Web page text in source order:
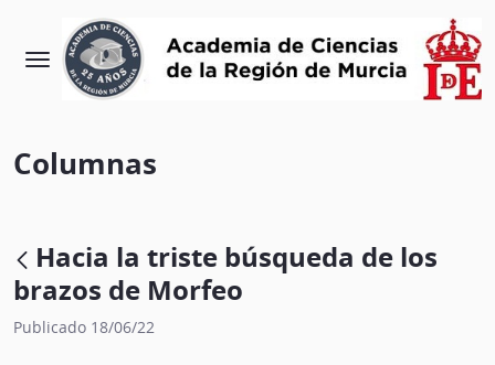
Columnas
Hacia la triste búsqueda de los
brazos de Morfeo
Publicado 18/06/22